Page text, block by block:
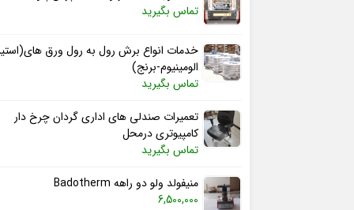
تماس بگیرید
خدمات انواع برش رول به رول ورق
الومینیوم-برنج)
تماس بگیرید
تعمیرات صندلی های اداری گردان چرخ دار
کامپیوتری درمحل
تماس بگیرید
منیفولد ولو دو راهه Badotherm
6,500,000